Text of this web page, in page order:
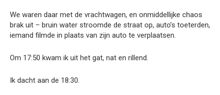
We waren daar met de vrachtwagen, en onmiddellijke chaos
brak uit – bruin water stroomde de straat op, auto’s toeterden,
iemand filmde in plaats van zijn auto te verplaatsen.
Om 17:50 kwam ik uit het gat, nat en rillend.
Ik dacht aan de 18:30.